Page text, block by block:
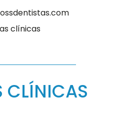
clínicas
CLÍNICAS